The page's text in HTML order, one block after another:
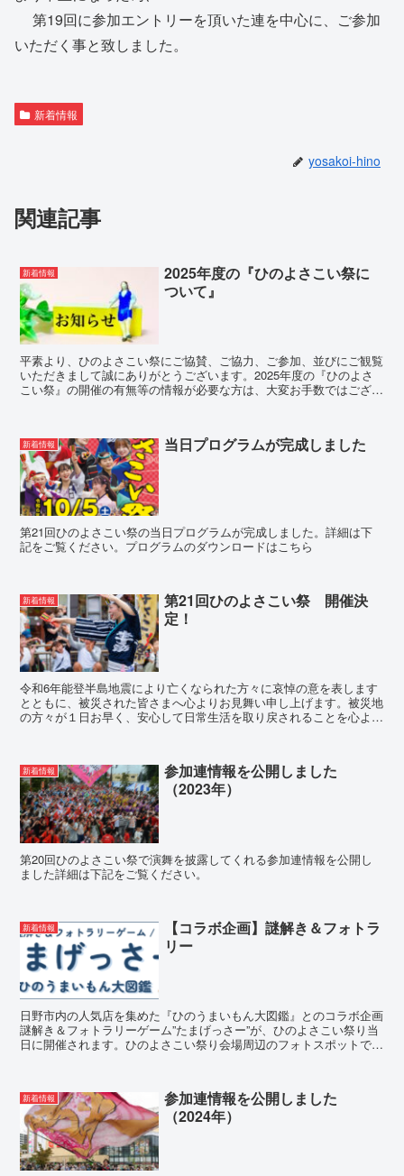
第19回に参加エントリーを頂いた連を中心に、ご参加
いただく事と致しました。
新着情報
yosakoi-hino
関連記事
新着情報
2025年度の『ひのよさこい祭に
ついて』
平素より、ひのよさこい祭にご協賛、ご協力、ご参加、並びにご観覧
いただきまして誠にありがとうございます。2025年度の『ひのよさ
こい祭』の開催の有無等の情報が必要な方は、大変お手数ではござい
新着情報 当日プログラムが完成しました
第21回ひのよさこい祭の当日プログラムが完成しました。詳細は下
記をご覧ください。プログラムのダウンロードはこちら
新着情報
第21回ひのよさこい祭 開催決
定！
令和6年能登半島地震により亡くなられた方々に哀悼の意を表します
とともに、被災された皆さまへ心よりお見舞い申し上げます。被災地
の方々が１日お早く、安心して日常生活を取り戻されることを心より
新着情報
参加連情報を公開しました
（2023年）
第20回ひのよさこい祭で演舞を披露してくれる参加連情報を公開し
ました詳細は下記をご覧ください。
新着情報
【コラボ企画】謎解き＆フォトラ
リー
日野市内の人気店を集めた『ひのうまいもん大図鑑』とのコラボ企画
謎解き＆フォトラリーゲーム”たまげっさー”が、ひのよさこい祭り当
日に開催されます。ひのよさこい祭り会場周辺のフォトスポットで、
新着情報
参加連情報を公開しました
（2024年）